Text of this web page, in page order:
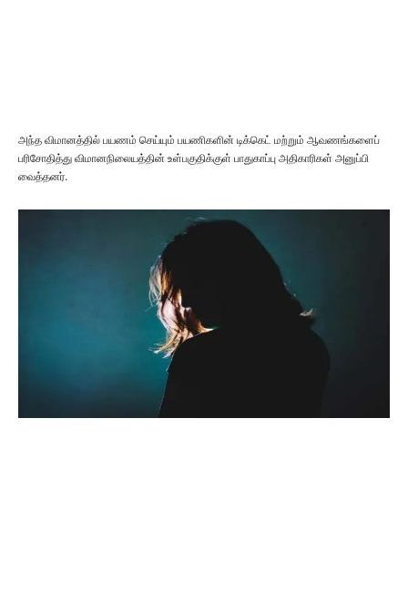
அந்த விமானத்தில் பயணம் செய்யும் பயணிகளின் டிக்கெட் மற்றும் ஆவணங்களைப்
பரிசோதித்து விமானநிலையத்தின் உள்பகுதிக்குள் பாதுகாப்பு அதிகாரிகள் அனுப்பி
வைத்தனர்.